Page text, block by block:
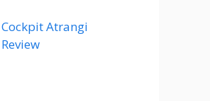
Cockpit Atrangi
Review